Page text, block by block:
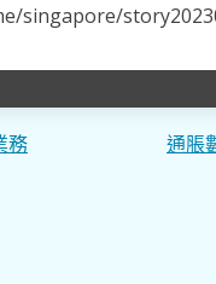
singapore/
務 通脹